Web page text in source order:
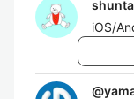
iOS/
@